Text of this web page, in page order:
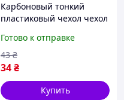
Карбоновый тонкий
пластиковый чехол чехол
iPhone 7/8 red buzyna
Готово к отправке
34₴
43 ₴
Купить